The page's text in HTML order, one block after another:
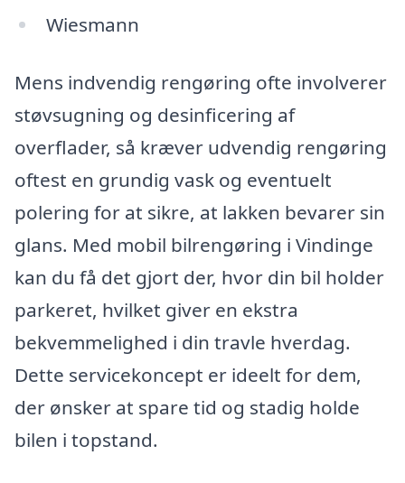
Wiesmann
Mens indvendig rengøring ofte involverer
støvsugning og desinficering af
overflader, så kræver udvendig rengøring
oftest en grundig vask og eventuelt
polering for at sikre, at lakken bevarer sin
glans. Med mobil bilrengøring i Vindinge
kan du få det gjort der, hvor din bil holder
parkeret, hvilket giver en ekstra
bekvemmelighed i din travle hverdag.
Dette servicekoncept er ideelt for dem,
der ønsker at spare tid og stadig holde
bilen i topstand.